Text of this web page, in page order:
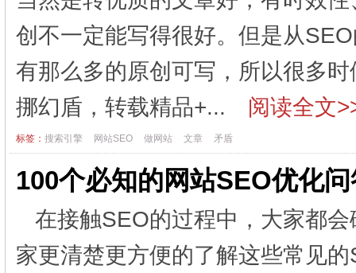
创不一定能写得很好。但是从
有那么多的原创可写，所以很多
挪幻盾，转载精品+...
阅读全文
标签： 搜索引擎 网站SEO 做网站 文章 矛盾
100个必知的网站SEO优化
在接触SEO的过程中，大家都
家更清楚更方便的了解这些常见